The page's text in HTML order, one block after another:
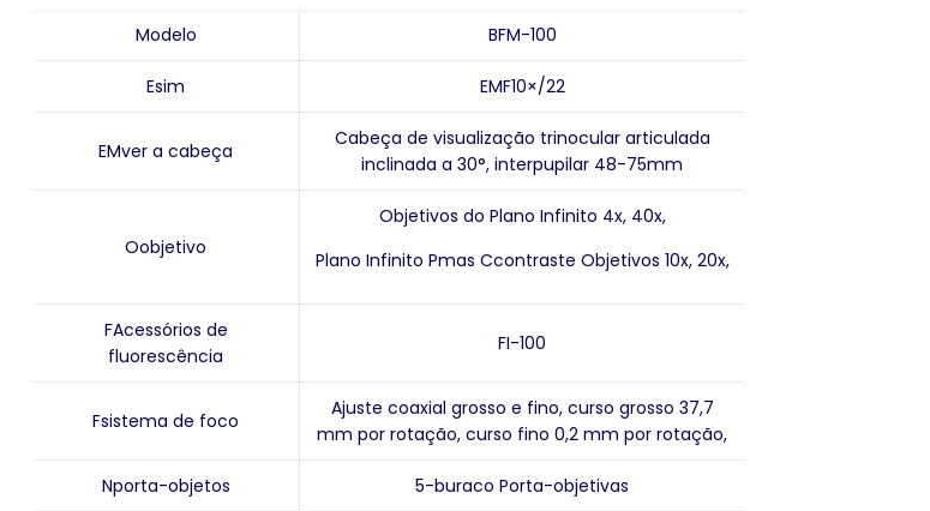
Modelo BFM-100
Esim EMF10×/22
EMver a cabeça
Cabeça de visualização trinocular articulada
inclinada a 30°, interpupilar 48-75mm
Oobjetivo
Objetivos do Plano Infinito 4x, 40x,
Plano Infinito Pmas Ccontraste Objetivos 10x, 20x,
FAcessórios de
fluorescência
FI-100
Fsistema de foco
Ajuste coaxial grosso e fino, curso grosso 37,7
mm por rotação, curso fino 0,2 mm por rotação,
Nporta-objetos 5-buraco Porta-objetivas